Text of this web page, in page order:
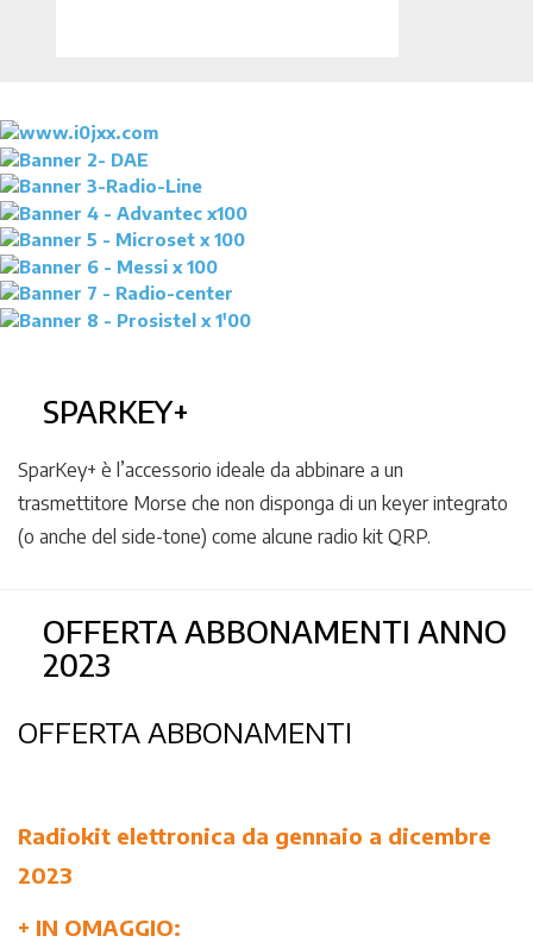
SPARKEY+
SparKey+ è l’accessorio ideale da abbinare a un
trasmettitore Morse che non disponga di un keyer integrato
(o anche del side-tone) come alcune radio kit QRP.
OFFERTA ABBONAMENTI ANNO
2023
OFFERTA ABBONAMENTI
Radiokit elettronica da gennaio a dicembre
2023
+ IN OMAGGIO: